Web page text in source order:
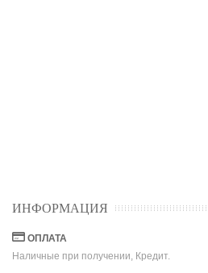
ИНФОРМАЦИЯ
ОПЛАТА
Наличные при получении, Кредит.